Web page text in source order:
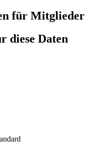
für Mitglieder
diese Daten